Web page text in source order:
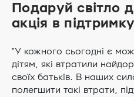
Подаруй світло
акція в
"У кожного сьогодні є
дітям, які втратили
своїх батьків. В наших
полегшити такі втрати,